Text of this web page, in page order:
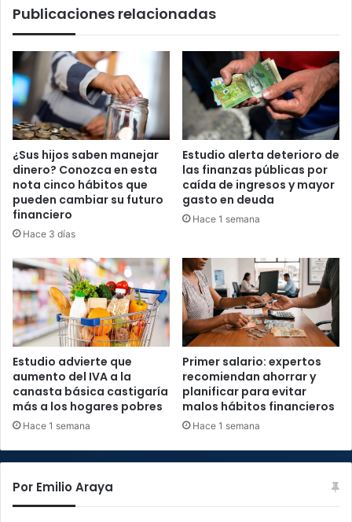
a
robar
su
vehículo
Publicaciones relacionadas
¿Sus hijos saben manejar
dinero? Conozca en esta
nota cinco hábitos que
pueden cambiar su futuro
financiero
Hace 3 días
Estudio alerta deterioro de
las finanzas públicas por
caída de ingresos y mayor
gasto en deuda
Hace 1 semana
Estudio advierte que
aumento del IVA a la
canasta básica castigaría
más a los hogares pobres
Hace 1 semana
Primer salario: expertos
recomiendan ahorrar y
planificar para evitar
malos hábitos financieros
Hace 1 semana
Por Emilio Araya